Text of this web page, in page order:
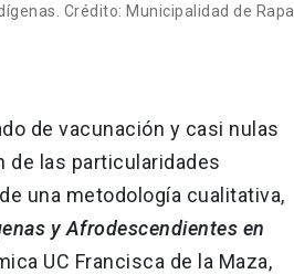
Crédito: Municipalidad de Rapa
de vacunación y casi nulas
de las particularidades
una metodología cualitativa,
y Afrodescendientes en
UC Francisca de la Maza,